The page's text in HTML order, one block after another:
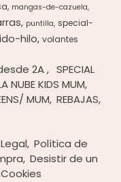
mangas-de-cazuela
puntilla special-
hilo volantes
2A
SPECIAL
NUBE KIDS MUM
MUM REBAJAS
Política de
Desistir de un